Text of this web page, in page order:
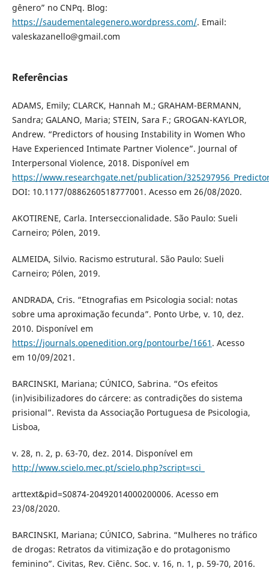
gênero” no CNPq. Blog:
https://saudementalegenero.wordpress.com/. Email:
valeskazanello@gmail.com
Referências
ADAMS, Emily; CLARCK, Hannah M.; GRAHAM-BERMANN,
Sandra; GALANO, Maria; STEIN, Sara F.; GROGAN-KAYLOR,
Andrew. “Predictors of housing Instability in Women Who
Have Experienced Intimate Partner Violence”. Journal of
Interpersonal Violence, 2018. Disponível em
https://www.researchgate.net/publication/
DOI: 10.1177/0886260518777001. Acesso em 26/08/2020.
AKOTIRENE, Carla. Interseccionalidade. São Paulo: Sueli
Carneiro; Pólen, 2019.
ALMEIDA, Silvio. Racismo estrutural. São Paulo: Sueli
Carneiro; Pólen, 2019.
ANDRADA, Cris. “Etnografias em Psicologia social: notas
sobre uma aproximação fecunda”. Ponto Urbe, v. 10, dez.
2010. Disponível em
https://journals.openedition.org/pontourbe/1661 . Acesso
em 10/09/2021.
BARCINSKI, Mariana; CÚNICO, Sabrina. “Os efeitos
(in)visibilizadores do cárcere: as contradições do sistema
prisional”. Revista da Associação Portuguesa de Psicologia,
Lisboa,
v. 28, n. 2, p. 63-70, dez. 2014. Disponível em
http://www.scielo.mec.pt/scielo.php?script=sci_
arttext&pid=S0874-20492014000200006. Acesso em
23/08/2020.
BARCINSKI, Mariana; CÚNICO, Sabrina. “Mulheres no tráfico
de drogas: Retratos da vitimização e do protagonismo
feminino”. Civitas, Rev. Ciênc. Soc. v. 16, n. 1, p. 59-70, 2016.